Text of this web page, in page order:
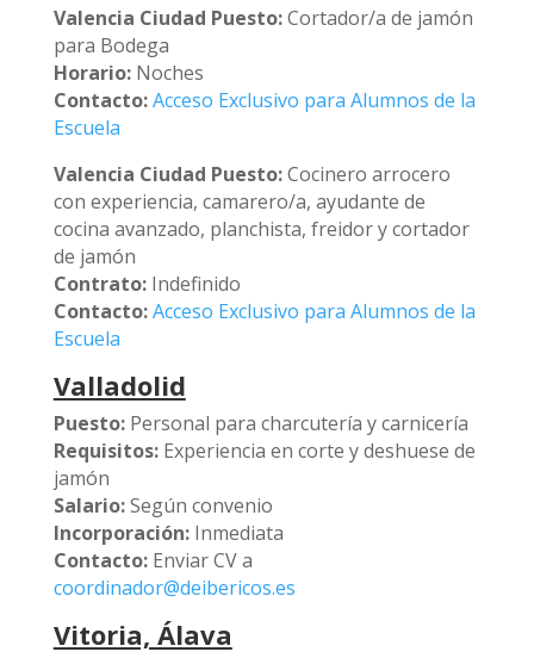
Valencia Ciudad Puesto:Cortador/a de jamón
para Bodega
Horario:Noches
Contacto:Acceso Exclusivo para Alumnos de la
Escuela
Valencia Ciudad Puesto:Cocinero arrocero
con experiencia, camarero/a, ayudante de
cocina avanzado, planchista, freidor y cortador
de jamón
Contrato:Indefinido
Contacto:Acceso Exclusivo para Alumnos de la
Escuela
Valladolid
Puesto:Personal para charcutería y carnicería
Requisitos:Experiencia en corte y deshuese de
jamón
Salario:Según convenio
Incorporación:Inmediata
Contacto:Enviar CV a
coordinador@deibericos.es
Vitoria, Álava